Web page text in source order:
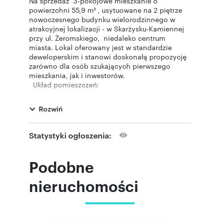
powierzchni 55,9 m² , usytuowane na 2 piętrze
nowoczesnego budynku wielorodzinnego w
atrakcyjnej lokalizacji - w Skarżysku-Kamiennej
przy ul. Żeromskiego, niedaleko centrum
miasta. Lokal oferowany jest w standardzie
deweloperskim i stanowi doskonałą propozycję
zarówno dla osób szukających pierwszego
mieszkania, jak i inwestorów.
Układ pomieszczeń:
- sypialnia - 9,50 m 2
- wc - 1,26 m²
- łazienka - 4,42 m²
- przedpokój - 6,37 m²
Do mieszkania przynależy komórka lokatorska o
Mieszkanie znajduje się w nowoczesnym
inwestycji obejmującej 56 lokali mieszkalnych o
Rozwiń
Statystyki ogłoszenia:
Podobne
nieruchomości